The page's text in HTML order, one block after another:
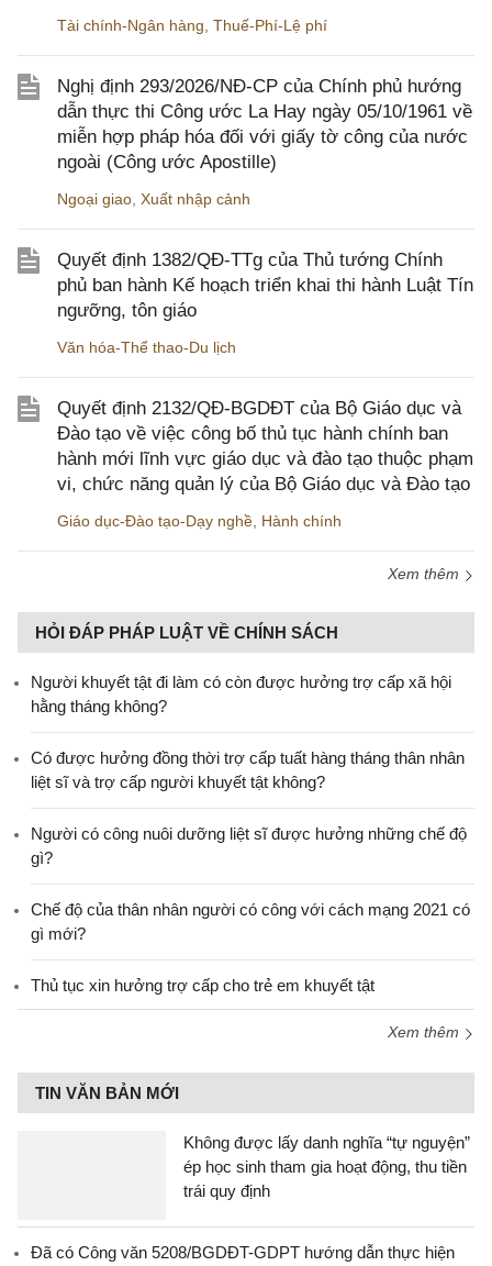
Tài chính-Ngân hàng, Thuế-Phí-Lệ phí
Nghị định 293/2026/NĐ-CP của Chính phủ hướng
dẫn thực thi Công ước La Hay ngày 05/10/1961 về
miễn hợp pháp hóa đối với giấy tờ công của nước
ngoài (Công ước Apostille)
Ngoại giao, Xuất nhập cảnh
Quyết định 1382/QĐ-TTg của Thủ tướng Chính
phủ ban hành Kế hoạch triển khai thi hành Luật Tín
ngưỡng, tôn giáo
Văn hóa-Thể thao-Du lịch
Quyết định 2132/QĐ-BGDĐT của Bộ Giáo dục và
Đào tạo về việc công bố thủ tục hành chính ban
hành mới lĩnh vực giáo dục và đào tạo thuộc phạm
vi, chức năng quản lý của Bộ Giáo dục và Đào tạo
Giáo dục-Đào tạo-Dạy nghề, Hành chính
Xem thêm
HỎI ĐÁP PHÁP LUẬT VỀ CHÍNH SÁCH
Người khuyết tật đi làm có còn được hưởng trợ cấp xã hội
hằng tháng không?
​Có được hưởng đồng thời trợ cấp tuất hàng tháng thân nhân
liệt sĩ và trợ cấp người khuyết tật không?
Người có công nuôi dưỡng liệt sĩ được hưởng những chế độ
gì?
Chế độ của thân nhân người có công với cách mạng 2021 có
gì mới?
Thủ tục xin hưởng trợ cấp cho trẻ em khuyết tật
Xem thêm
TIN VĂN BẢN MỚI
Không được lấy danh nghĩa “tự nguyện”
ép học sinh tham gia hoạt động, thu tiền
trái quy định
Đã có Công văn 5208/BGDĐT-GDPT hướng dẫn thực hiện